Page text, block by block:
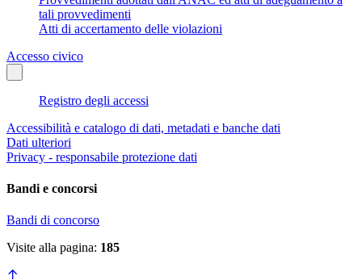
tali provvedimenti
Atti di accertamento delle violazioni
Accesso civico
Registro degli accessi
Accessibilità e catalogo di dati, metadati e banche dati
Dati ulteriori
Privacy - responsabile protezione dati
Bandi e concorsi
Bandi di concorso
Visite alla pagina: 185